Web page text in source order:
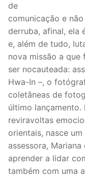
de
comunicação e
derruba, afinal, ela
e, além de tudo,
nova missão a
ser nocauteada:
Hwa-In –, o
coletâneas de
último lançamento.
reviravoltas
orientais, nasce
assessora,
aprender a lidar
também com uma